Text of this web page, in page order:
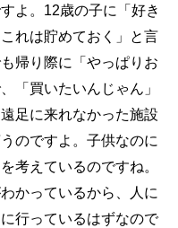
よ。12歳の子に「好き
れは貯めておく」と言
帰り際に「やっぱりお
「買いたいんじゃん」
足に来れなかった施設
のですよ。子供なのに
考えているのですね。
かっているから、人に
行っているはずなので